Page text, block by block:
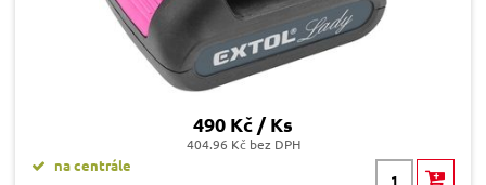
490 Kč / Ks
404.96 Kč bez DPH
na centrále